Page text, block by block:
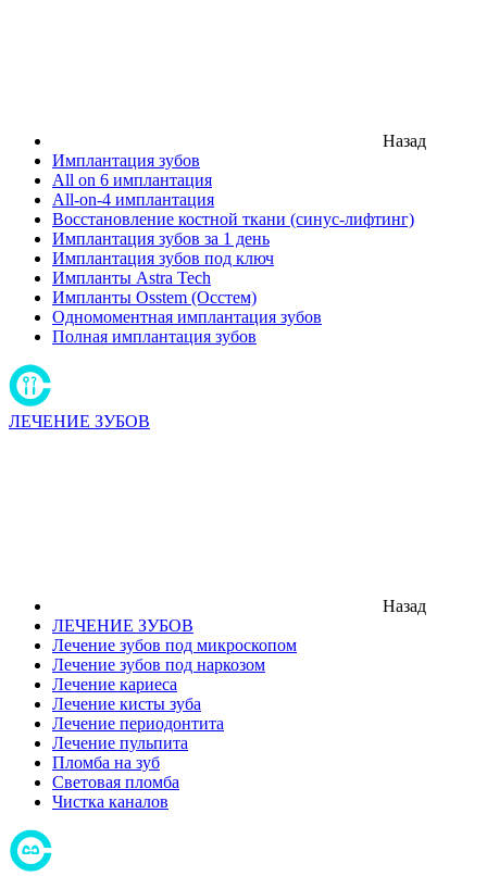
Назад
Имплантация зубов
All on 6 имплантация
All-on-4 имплантация
Восстановление костной ткани (синус-лифтинг)
Имплантация зубов за 1 день
Имплантация зубов под ключ
Импланты Astra Tech
Импланты Osstem (Осстем)
Одномоментная имплантация зубов
Полная имплантация зубов
ЛЕЧЕНИЕ ЗУБОВ
Назад
ЛЕЧЕНИЕ ЗУБОВ
Лечение зубов под микроскопом
Лечение зубов под наркозом
Лечение кариеса
Лечение кисты зуба
Лечение периодонтита
Лечение пульпита
Пломба на зуб
Световая пломба
Чистка каналов